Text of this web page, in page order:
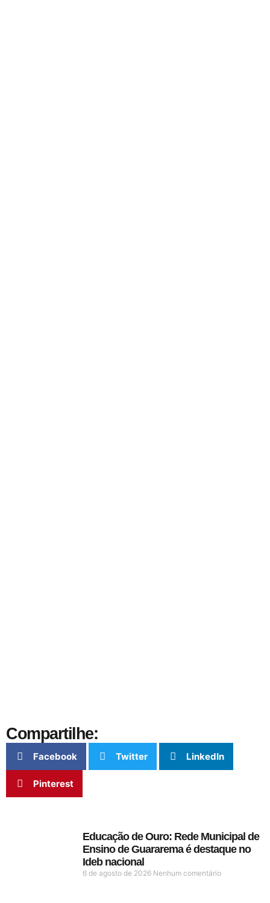
Compartilhe:
Facebook Twitter LinkedIn
Pinterest
Educação de Ouro: Rede Municipal de
Ensino de Guararema é destaque no
Ideb nacional
6 de agosto de 2026 Nenhum comentário